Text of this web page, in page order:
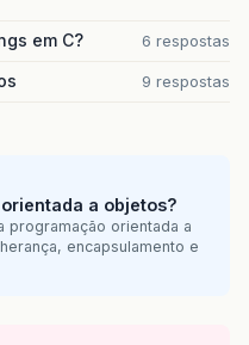
em C? 6 respostas
9 respostas
a objetos?
programação orientada a
encapsulamento e